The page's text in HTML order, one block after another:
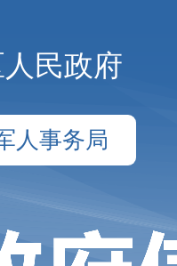
民政府
人事务局